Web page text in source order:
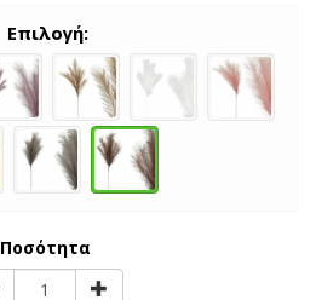
Επιλογή:
Ποσότητα